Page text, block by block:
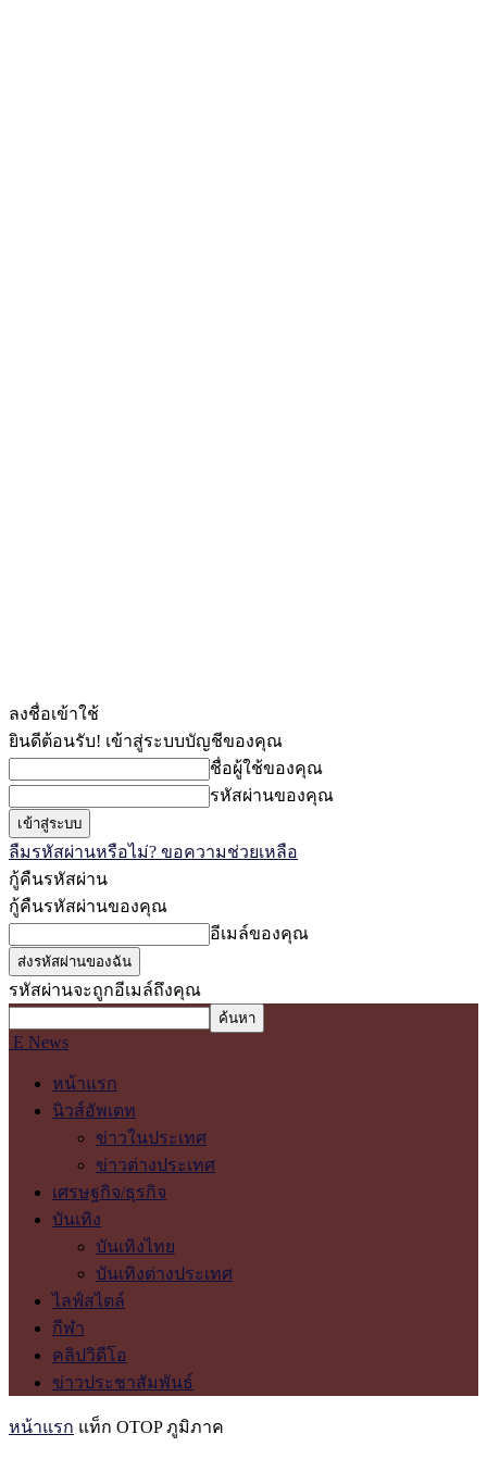
ลงชื่อเข้าใช้
ยินดีต้อนรับ! เข้าสู่ระบบบัญชีของคุณ
ชื่อผู้ใช้ของคุณ
รหัสผ่านของคุณ
ลืมรหัสผ่านหรือไม่? ขอความช่วยเหลือ
กู้คืนรหัสผ่าน
กู้คืนรหัสผ่านของคุณ
อีเมล์ของคุณ
รหัสผ่านจะถูกอีเมล์ถึงคุณ
E News
หน้าแรก
นิวส์อัพเดท
ข่าวในประเทศ
ข่าวต่างประเทศ
เศรษฐกิจ/ธุรกิจ
บันเทิง
บันเทิงไทย
บันเทิงต่างประเทศ
ไลฟ์สไตล์
กีฬา
คลิปวิดีโอ
ข่าวประชาสัมพันธ์
หน้าแรก แท็ก OTOP ภูมิภาค